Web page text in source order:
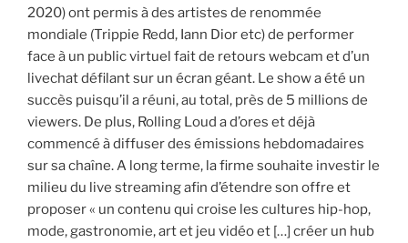
2020) ont permis à des artistes de renommée
mondiale (Trippie Redd, Iann Dior etc) de performer
face à un public virtuel fait de retours webcam et d’un
livechat défilant sur un écran géant. Le show a été un
succès puisqu’il a réuni, au total, près de 5 millions de
viewers. De plus, Rolling Loud a d’ores et déjà
commencé à diffuser des émissions hebdomadaires
sur sa chaîne. A long terme, la firme souhaite investir le
milieu du live streaming afin d’étendre son offre et
proposer « un contenu qui croise les cultures hip-hop,
mode, gastronomie, art et jeu vidéo et […] créer un hub